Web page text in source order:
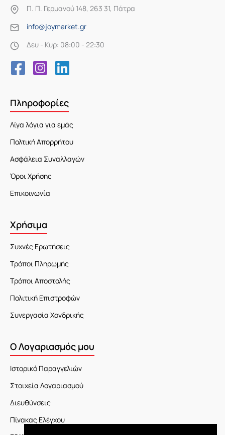
Π. Π. Γερμανού 148, 263 31, Πάτρα
info@joymarket.gr
Δευ - Κυρ: 08:00 - 22:30
Πληροφορίες
Λίγα λόγια για εμάς
Πολτική Απορρήτου
Ασφάλεια Συναλλαγών
Όροι Χρήσης
Επικοινωνία
Χρήσιμα
Συχνές Ερωτήσεις
Τρόποι Πληρωμής
Τρόποι Αποστολής
Πολιτική Επιστροφών
Συνεργασία Χονδρικής
Ο Λογαριασμός μου
Ιστορικό Παραγγελιών
Στοιχεία Λογαριασμού
Διευθύνσεις
Πίνακας Ελέγχου